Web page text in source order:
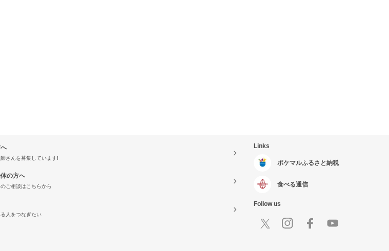
さんを募集しています!
の方へ
ご相談はこちらから
人をつなぎたい
Links
ポケマルふるさと納税
食べる通信
Follow us